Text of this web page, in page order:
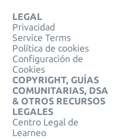
LEGAL
Privacidad
Service Terms
Política de cookies
Configuración de
Cookies
COPYRIGHT, GUÍAS
COMUNITARIAS, DSA
& OTROS RECURSOS
LEGALES
Centro Legal de
Learneo